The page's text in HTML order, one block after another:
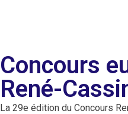
Concours
René-
La 29e édition du Concours